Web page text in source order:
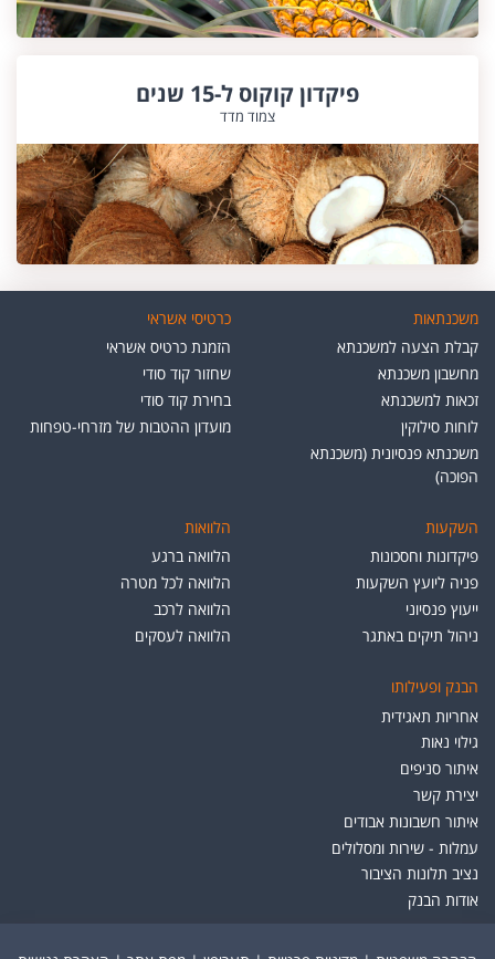
פיקדון קוקוס ל-15 שנים
צמוד מדד
משכנתאות
קבלת הצעה למשכנתא
מחשבון משכנתא
זכאות למשכנתא
לוחות סילוקין
משכנתא פנסיונית (משכנתא
הפוכה)
כרטיסי אשראי
הזמנת כרטיס אשראי
שחזור קוד סודי
בחירת קוד סודי
מועדון ההטבות של מזרחי-טפחות
השקעות
פיקדונות וחסכונות
פניה ליועץ השקעות
ייעוץ פנסיוני
ניהול תיקים באתגר
הלוואות
הלוואה ברגע
הלוואה לכל מטרה
הלוואה לרכב
הלוואה לעסקים
הבנק ופעילותו
אחריות תאגידית
גילוי נאות
איתור סניפים
יצירת קשר
איתור חשבונות אבודים
עמלות - שירות ומסלולים
נציב תלונות הציבור
אודות הבנק